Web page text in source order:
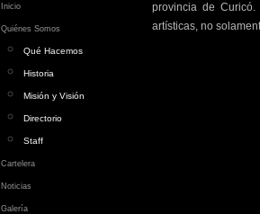
Inicio
Quiénes Somos
Qué Hacemos
Historia
Misión y Visión
Directorio
Staff
Cartelera
Noticias
Galería
provincia de
artísticas, no